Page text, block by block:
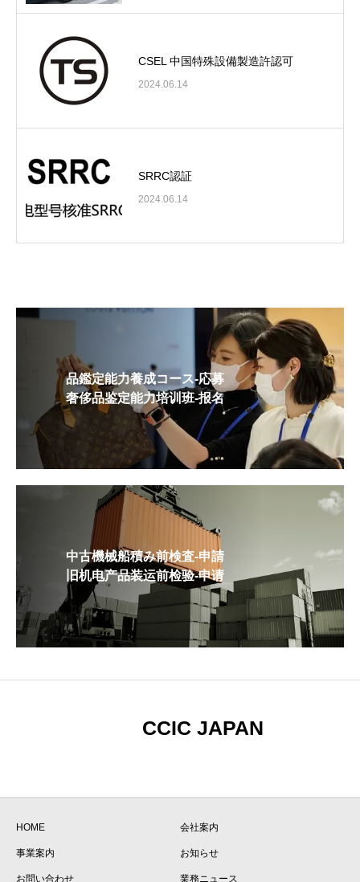
CSEL 中国特殊設備製造許認可
2024.06.14
SRRC認証
2024.06.14
品鑑定能力養成コース-応募
奢侈品鉴定能力培训班-报名
中古機械船積み前検査-申請
旧机电产品装运前检验-申请
CCIC JAPAN
HOME 会社案内
事業案内 お知らせ
お問い合わせ 業務ニュース